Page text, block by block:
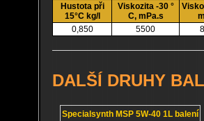
Hustota při
15°C kg/l
Viskozita -30 °
C, mPa.s
0,850
5500
DALŠÍ DRUHY
Specialsynth MSP 5W-40 1L balení